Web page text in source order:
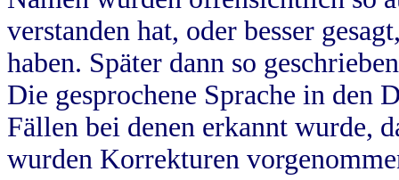
verstanden hat, oder besser
haben. Später dann so
Die gesprochene Sprache in
Fällen bei denen erkannt wurde,
wurden Korrekturen